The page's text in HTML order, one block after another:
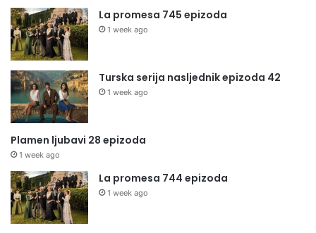
La promesa 745 epizoda
1 week ago
Turska serija nasljednik epizoda 42
1 week ago
Plamen ljubavi 28 epizoda
1 week ago
La promesa 744 epizoda
1 week ago